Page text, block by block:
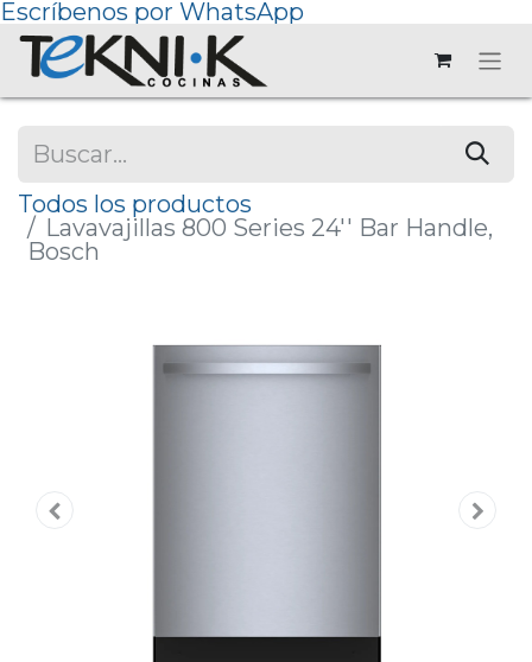
Escríbenos por WhatsApp
Todos los productos
Lavavajillas 800 Series 24'' Bar Handle,
Bosch